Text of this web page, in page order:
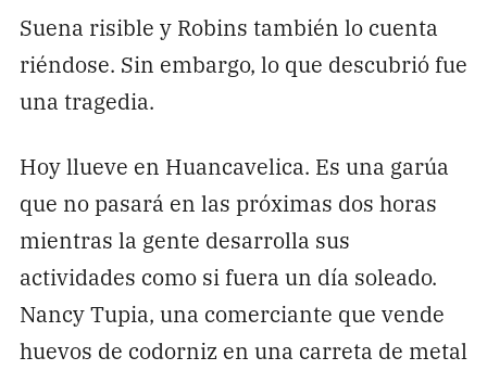
Suena risible y Robins también lo cuenta
riéndose. Sin embargo, lo que descubrió fue
una tragedia.
Hoy llueve en Huancavelica. Es una garúa
que no pasará en las próximas dos horas
mientras la gente desarrolla sus
actividades como si fuera un día soleado.
Nancy Tupia, una comerciante que vende
huevos de codorniz en una carreta de metal